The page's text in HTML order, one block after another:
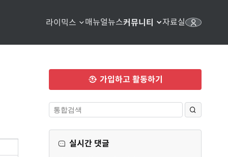
라이믹스 매뉴얼뉴스커뮤니티 자료실
가입하고 활동하기
실시간 댓글